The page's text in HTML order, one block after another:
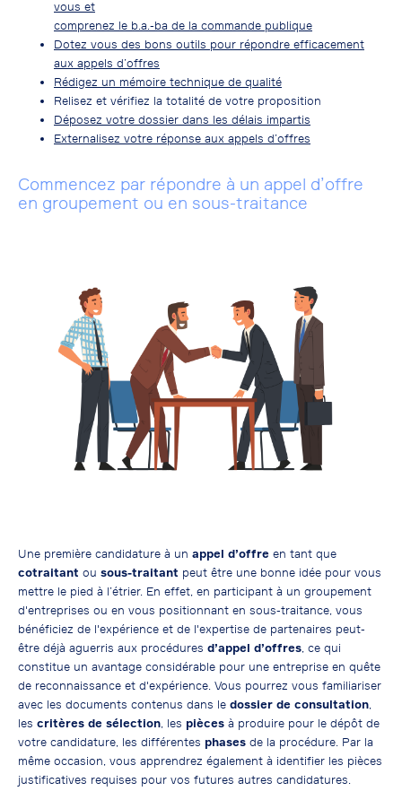
vous et
comprenez le b.a.-ba de la commande publique
Dotez vous des bons outils pour répondre efficacement
aux appels d’offres
Rédigez un mémoire technique de qualité
Relisez et vérifiez la totalité de votre proposition
Déposez votre dossier dans les délais impartis
Externalisez votre réponse aux appels d’offres
Commencez par répondre à un appel d’offre
en groupement ou en sous-traitance
Une première candidature à un appel d’offre en tant que
cotraitant ou sous-traitant peut être une bonne idée pour vous
mettre le pied à l’étrier. En effet, en participant à un groupement
d'entreprises ou en vous positionnant en sous-traitance, vous
bénéficiez de l'expérience et de l'expertise de partenaires peut-
être déjà aguerris aux procédures d’appel d’offres, ce qui
constitue un avantage considérable pour une entreprise en quête
de reconnaissance et d'expérience. Vous pourrez vous familiariser
avec les documents contenus dans le dossier de consultation,
les critères de sélection, les pièces à produire pour le dépôt de
votre candidature, les différentes phases de la procédure. Par la
même occasion, vous apprendrez également à identifier les pièces
justificatives requises pour vos futures autres candidatures.